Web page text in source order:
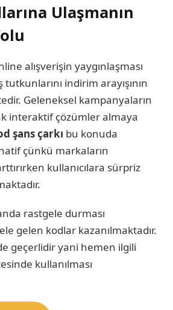
Ulaşmanın
alışverişin yaygınlaşması
indirim arayışının
Geleneksel kampanyaların
interaktif çözümler almaya
şans çarkı bu konuda
çünkü markaların
kullanıcılara sürpriz
rastgele durması
gelen kodlar kazanılmaktadır.
geçerlidir yani hemen ilgili
kullanılması